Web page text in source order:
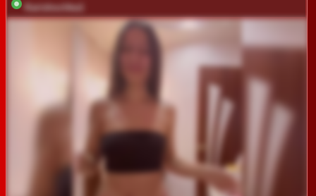
Karishochka1